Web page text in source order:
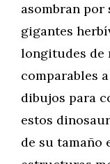
asombran por
gigantes
longitudes de
comparables
dibujos para
estos
de su tamaño